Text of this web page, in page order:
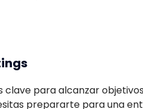
para alcanzar
prepararte para una